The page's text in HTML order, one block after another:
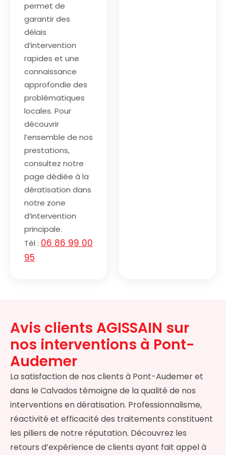
permet de
garantir des
délais
d’intervention
rapides et une
connaissance
approfondie des
problématiques
locales. Pour
découvrir
l’ensemble de nos
prestations,
consultez notre
page dédiée à la
dératisation dans
notre zone
d’intervention
principale.
Tél : 06 86 99 00
95
Avis clients AGISSAIN sur
nos interventions à Pont-
Audemer
La satisfaction de nos clients à Pont-Audemer et
dans le Calvados témoigne de la qualité de nos
interventions en dératisation. Professionnalisme,
réactivité et efficacité des traitements constituent
les piliers de notre réputation. Découvrez les
retours d’expérience de clients ayant fait appel à